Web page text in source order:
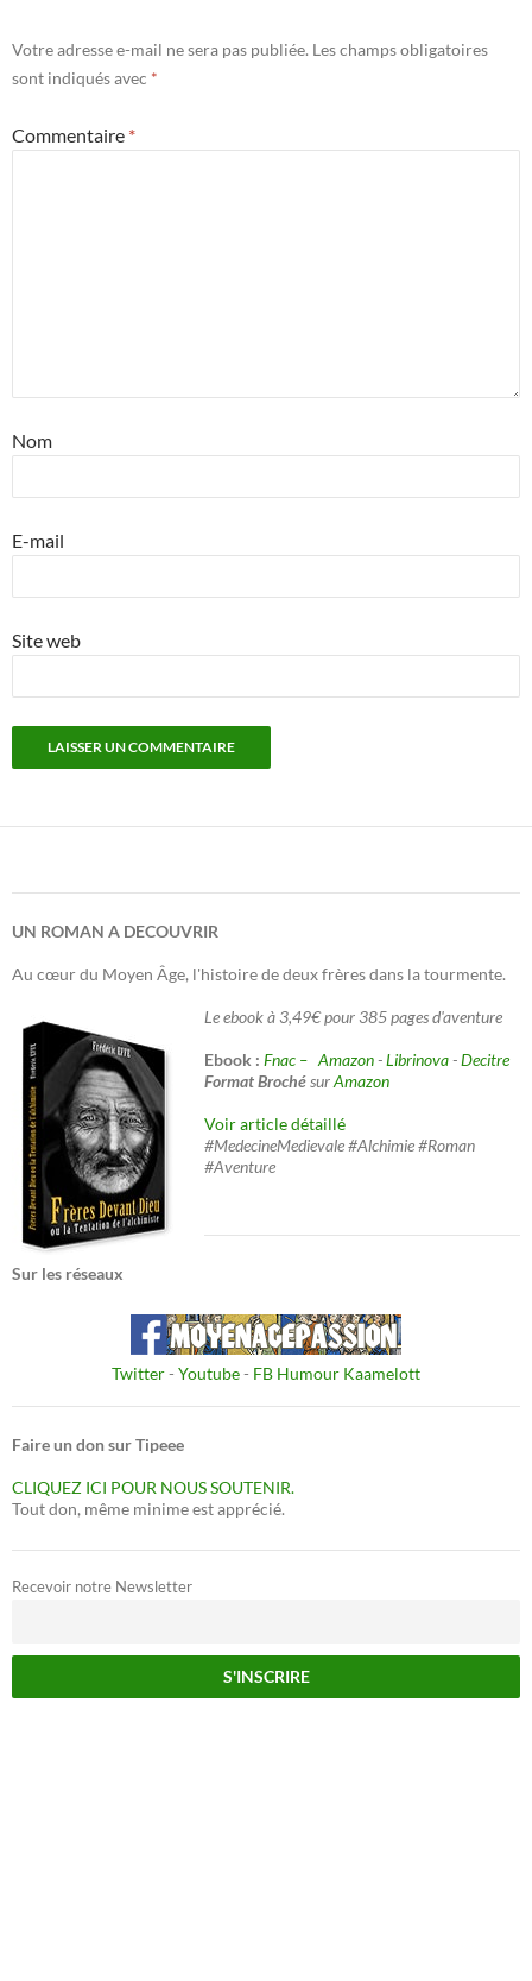
Votre adresse e-mail ne sera pas publiée. Les champs obligatoires
sont indiqués avec *
Commentaire *
Nom
E-mail
Site web
UN ROMAN A DECOUVRIR
Au cœur du Moyen Âge, l'histoire de deux frères dans la tourmente.
Le ebook à 3,49€ pour 385 pages d'aventure
Ebook : Fnac – Amazon-Librinova-Decitre
Format BrochésurAmazon
Voir article détaillé
#MedecineMedievale #Alchimie #Roman
#Aventure
Sur les réseaux
Twitter- Youtube- FB Humour Kaamelott
Faire un don sur Tipeee
CLIQUEZ ICI POUR NOUS SOUTENIR.
Tout don, même minime est apprécié.
Recevoir notre Newsletter